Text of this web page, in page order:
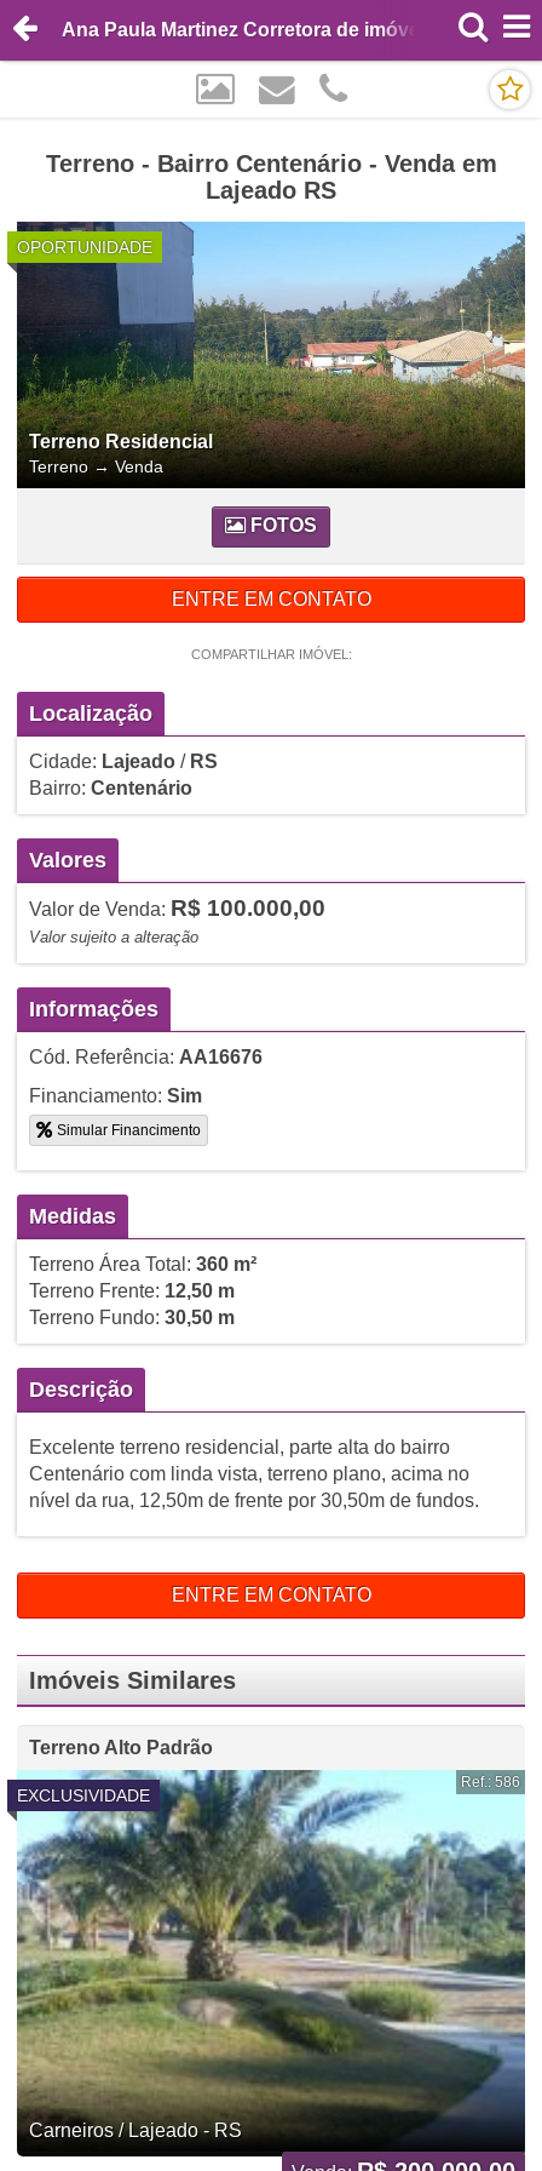
Ana Paula Martinez Corretora de imóveis
Terreno - Bairro Centenário - Venda em
Lajeado RS
OPORTUNIDADE
Terreno Residencial
Terreno → Venda
FOTOS
ENTRE EM CONTATO
COMPARTILHAR IMÓVEL:
Localização
Cidade: Lajeado/ RS
Bairro: Centenário
Valores
Valor de Venda: R$ 100.000,00
Valor sujeito a alteração
Informações
Cód. Referência: AA16676
Financiamento: Sim
Simular Financimento
Medidas
Terreno Área Total: 360 m²
Terreno Frente: 12,50 m
Terreno Fundo: 30,50 m
Descrição
Excelente terreno residencial, parte alta do bairro
Centenário com linda vista, terreno plano, acima no
nível da rua, 12,50m de frente por 30,50m de fundos.
ENTRE EM CONTATO
Imóveis Similares
Terreno Alto Padrão
EXCLUSIVIDADE
Ref.: 586
Carneiros / Lajeado - RS